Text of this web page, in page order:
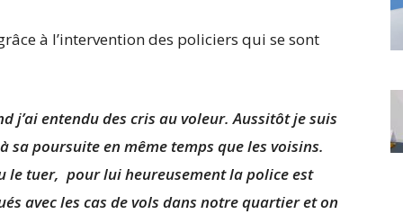
à l’intervention des policiers qui se sont
j’ai entendu des cris au voleur. Aussitôt je suis
poursuite en même temps que les voisins.
le tuer, pour lui heureusement la police est
avec les cas de vols dans notre quartier et on